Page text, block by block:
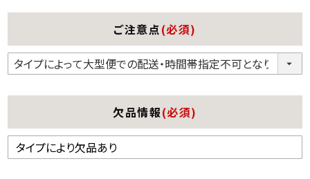
ご注意点 (必須)
欠品情報(必須)